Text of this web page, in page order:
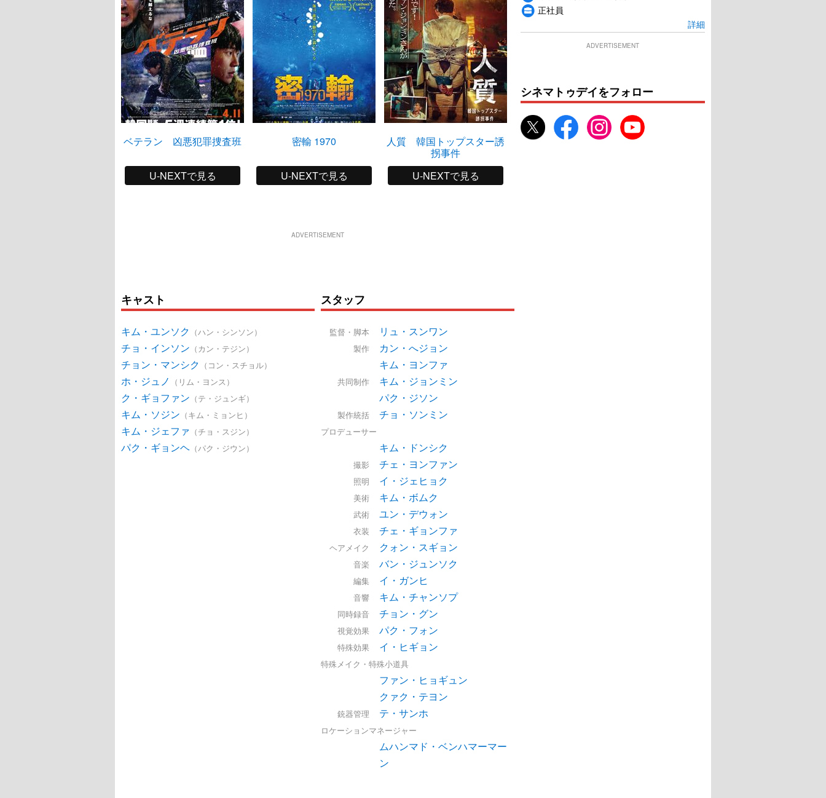
ベテラン 凶悪犯罪捜査班
U-NEXTで見る
密輸 1970
U-NEXTで見る
人質 韓国トップスター誘
拐事件
U-NEXTで見る
未成年
ADVERTISEMENT
キャスト
キム・ユンソク （ハン・シンソン）
チョ・インソン （カン・テジン）
チョン・マンシク （コン・スチョル）
ホ・ジュノ （リム・ヨンス）
ク・ギョファン （テ・ジュンギ）
キム・ソジン （キム・ミョンヒ）
キム・ジェファ （チョ・スジン）
パク・ギョンヘ （パク・ジウン）
スタッフ
監督・脚本 リュ・スンワン
製作
カン・へジョン
キム・ヨンファ
共同制作
キム・ジョンミン
パク・ジソン
製作統括 チョ・ソンミン
プロデューサー
キム・ドンシク
撮影 チェ・ヨンファン
照明 イ・ジェヒョク
美術 キム・ボムク
武術 ユン・デウォン
衣装 チェ・ギョンファ
ヘアメイク クォン・スギョン
音楽 バン・ジュンソク
編集 イ・ガンヒ
音響 キム・チャンソプ
同時録音 チョン・グン
視覚効果 パク・フォン
特殊効果 イ・ヒギョン
特殊メイク・特殊小道具
ファン・ヒョギュン
クァク・テヨン
銃器管理 テ・サンホ
ロケーションマネージャー
ムハンマド・ベンハマーマー
ン
正社員
詳細
ADVERTISEMENT
シネマトゥデイをフォロー